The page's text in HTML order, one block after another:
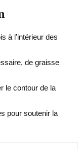
à l’intérieur des
de graisse
le contour de la
pour soutenir la